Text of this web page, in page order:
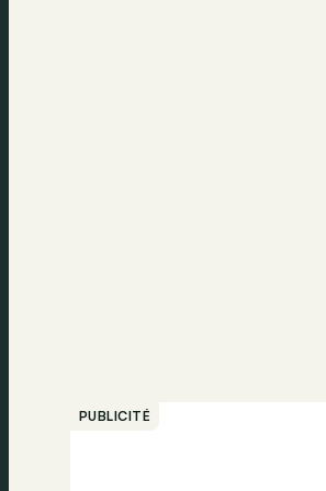
PUBLICITÉ